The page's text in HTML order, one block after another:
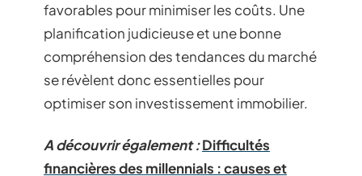
favorables pour minimiser les coûts. Une
planification judicieuse et une bonne
compréhension des tendances du marché
se révèlent donc essentielles pour
optimiser son investissement immobilier.
A découvrir également :Difficultés
financières des millennials : causes et